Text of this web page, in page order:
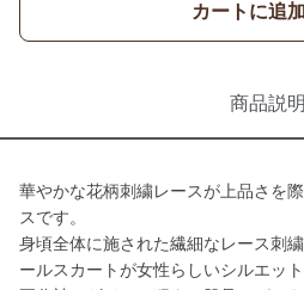
カートに追
商品説明
華やかな花柄刺繍レースが上品さを
スです。
身頃全体に施された繊細なレース刺
ールスカートが女性らしいシルエット